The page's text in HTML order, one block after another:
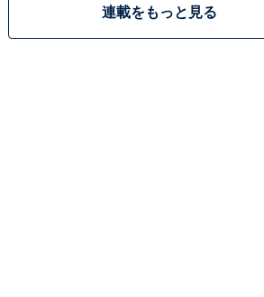
連載をもっと見る